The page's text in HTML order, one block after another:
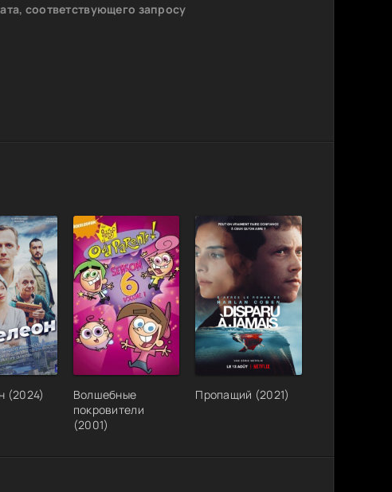
соответствующего запросу
(2024)
Волшебные
покровители
(2001)
Пропащий (2021)